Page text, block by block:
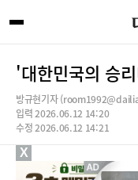
'대한민국의 승
방규현기자
입력 2026.06.12 14:20
수정 2026.06.12 14:21
X